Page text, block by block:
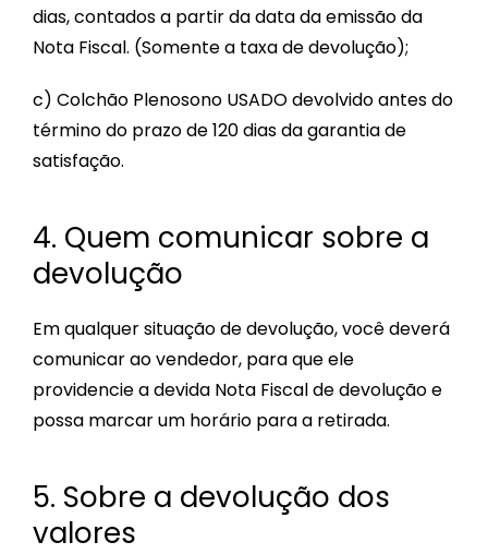
dias, contados a partir da data da emissão da
Nota Fiscal. (Somente a taxa de devolução);
c) Colchão Plenosono USADO devolvido antes do
término do prazo de 120 dias da garantia de
satisfação.
4. Quem comunicar sobre a
devolução
Em qualquer situação de devolução, você deverá
comunicar ao vendedor, para que ele
providencie a devida Nota Fiscal de devolução e
possa marcar um horário para a retirada.
5. Sobre a devolução dos
valores